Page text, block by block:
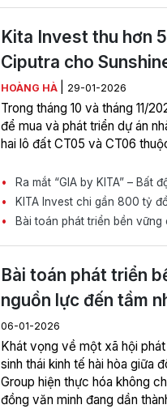
Kita Invest thu hơn
Ciputra cho
HOÀNG HÀ 29-01-2026
Trong tháng 10 và tháng 11/
để mua và phát triển dự án
hai lô đất CT05 và CT06
Ra mắt “GIA by KITA” – Bất
KITA Invest chi gần 800 tỷ
Bài toán phát triển bền vững
Bài toán phát triển
nguồn lực đến tầm
06-01-2026
Khát vọng về một xã hội
sinh thái kinh tế hài hòa giữa
Group hiện thực hóa không
đồng văn minh đang dần